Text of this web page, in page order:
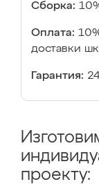
Сборка:
Оплата:
доставки
Гарантия:
проекту: